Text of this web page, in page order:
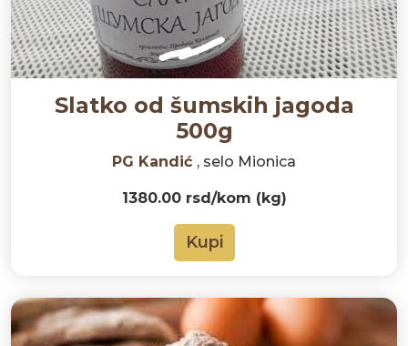
Slatko od šumskih jagoda
500g
PG Kandić , selo Mionica
1380.00 rsd/kom (kg)
Kupi